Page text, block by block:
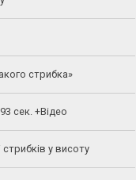
стрибка»
сек. +Відео
у висоту